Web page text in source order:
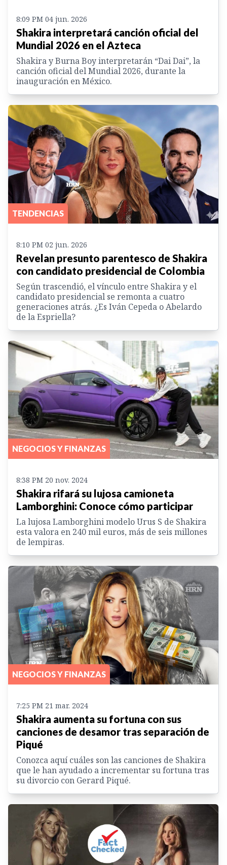
8:09 PM 04 jun. 2026
Shakira interpretará canción oficial del
Mundial 2026 en el Azteca
Shakira y Burna Boy interpretarán “Dai Dai”, la
canción oficial del Mundial 2026, durante la
inauguración en México.
TENDENCIAS
8:10 PM 02 jun. 2026
Revelan presunto parentesco de Shakira
con candidato presidencial de Colombia
Según trascendió, el vínculo entre Shakira y el
candidato presidencial se remonta a cuatro
generaciones atrás. ¿Es Iván Cepeda o Abelardo
de la Espriella?
NEGOCIOS Y FINANZAS
8:38 PM 20 nov. 2024
Shakira rifará su lujosa camioneta
Lamborghini: Conoce cómo participar
La lujosa Lamborghini modelo Urus S de Shakira
esta valora en 240 mil euros, más de seis millones
de lempiras.
NEGOCIOS Y FINANZAS
7:25 PM 21 mar. 2024
Shakira aumenta su fortuna con sus
canciones de desamor tras separación de
Piqué
Conozca aquí cuáles son las canciones de Shakira
que le han ayudado a incrementar su fortuna tras
su divorcio con Gerard Piqué.